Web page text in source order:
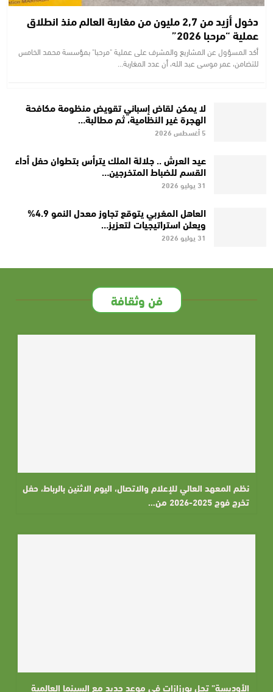
دخول أزيد من 2,7 مليون من مغاربة العالم منذ انطلاق
عملية “مرحبا 2026”
أكد المسؤول عن المشاريع والمشرف على عملية "مرحبا" بمؤسسة محمد الخامس
للتضامن، عمر موسى عبد الله، أن عدد المغاربة…
لا يمكن لقاض إسباني تقويض منظومة مكافحة
الهجرة غير النظامية، ثم مطالبة…
5 أغسطس 2026
عيد العرش .. جلالة الملك يترأس بتطوان حفل أداء
القسم للضباط المتخرجين…
31 يوليو 2026
العاهل المغربي يتوقع تجاوز معدل النمو 4.9%
ويعلن استراتيجيات لتعزيز…
31 يوليو 2026
فن وثقافة
نظم المعهد العالي للإعلام والاتصال، اليوم الاثنين بالرباط، حفل
تخرج فوج 2025-2026 من…
الأوديسة” تحل بورزازات في موعد جديد مع السينما العالمية